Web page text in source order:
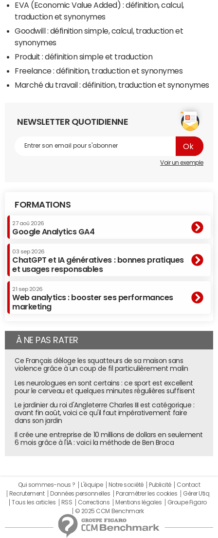
EVA (Economic Value Added) : définition, calcul,
traduction et synonymes
Goodwill : définition simple, calcul, traduction et
synonymes
Produit : définition simple et traduction
Freelance : définition, traduction et synonymes
Marché du travail : définition, traduction et synonymes
NEWSLETTER QUOTIDIENNE
Voir un exemple
FORMATIONS
27 aoû 2026
Google Analytics GA4
03 sep 2026
ChatGPT et IA génératives : bonnes pratiques
et usages responsables
21 sep 2026
Web analytics : booster ses performances
marketing
À NE PAS RATER
Ce Français déloge les squatteurs de sa maison sans
violence grâce à un coup de fil particulièrement malin
Les neurologues en sont certains : ce sport est excellent
pour le cerveau et quelques minutes régulières suffisent
Le jardinier du roi d'Angleterre Charles III est catégorique :
avant fin août, voici ce qu'il faut impérativement faire
dans son jardin
Il crée une entreprise de 10 millions de dollars en seulement
6 mois grâce à l'IA : voici la méthode de Ben Broca
Qui sommes-nous ? L'équipe Notre société Publicité
Contact
Recrutement
Données personnelles Paramétrer les cookies
Gérer Utiq
Tous les articles
RSS Corrections Mentions légales
Groupe Figaro
© 2025 CCM Benchmark